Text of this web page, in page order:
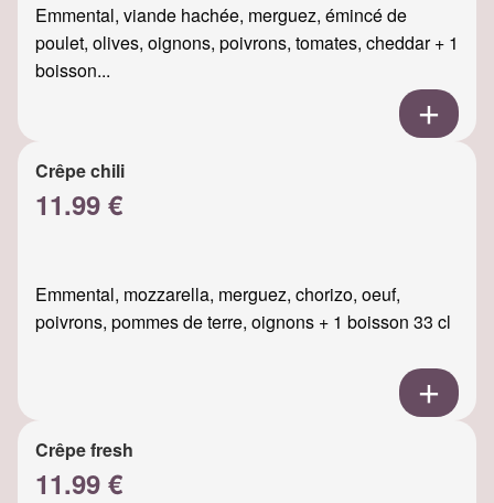
Emmental, viande hachée, merguez, émincé de
poulet, olives, oignons, poivrons, tomates, cheddar + 1
boisson...
Crêpe chili
11.99 €
Emmental, mozzarella, merguez, chorizo, oeuf,
poivrons, pommes de terre, oignons + 1 boisson 33 cl
Crêpe fresh
11.99 €